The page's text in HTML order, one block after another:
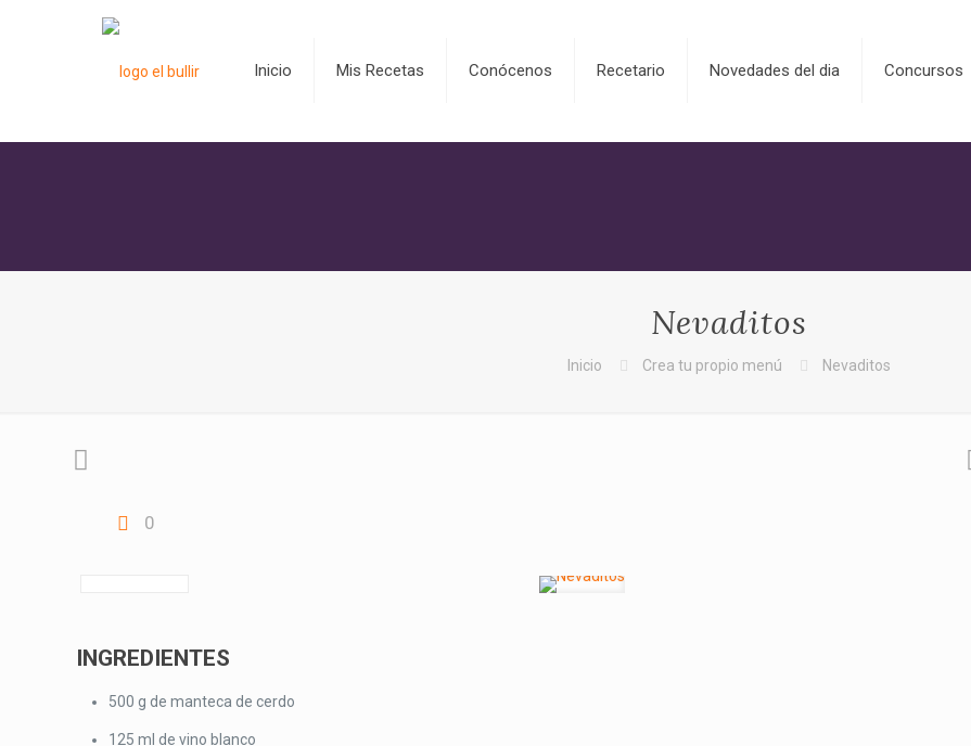
Inicio Mis Recetas Conócenos Recetario Novedades del dia Concursos
Nevaditos
Inicio Crea tu propio menú Nevaditos
0
INGREDIENTES
500 g de manteca de cerdo
125 ml de vino blanco